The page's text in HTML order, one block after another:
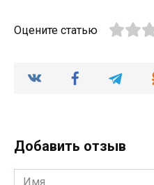
Оцените статью
Добавить отзыв
Имя